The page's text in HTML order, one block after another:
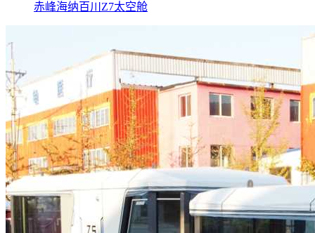
赤峰海纳百川Z7太空舱